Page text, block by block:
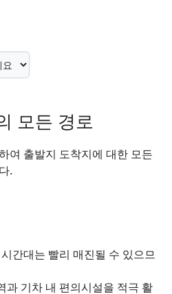
모든 경로
여 출발지 도착지에 대한 모든
.
간대는 빨리 매진될 수 있으므
과 기차 내 편의시설을 적극 활